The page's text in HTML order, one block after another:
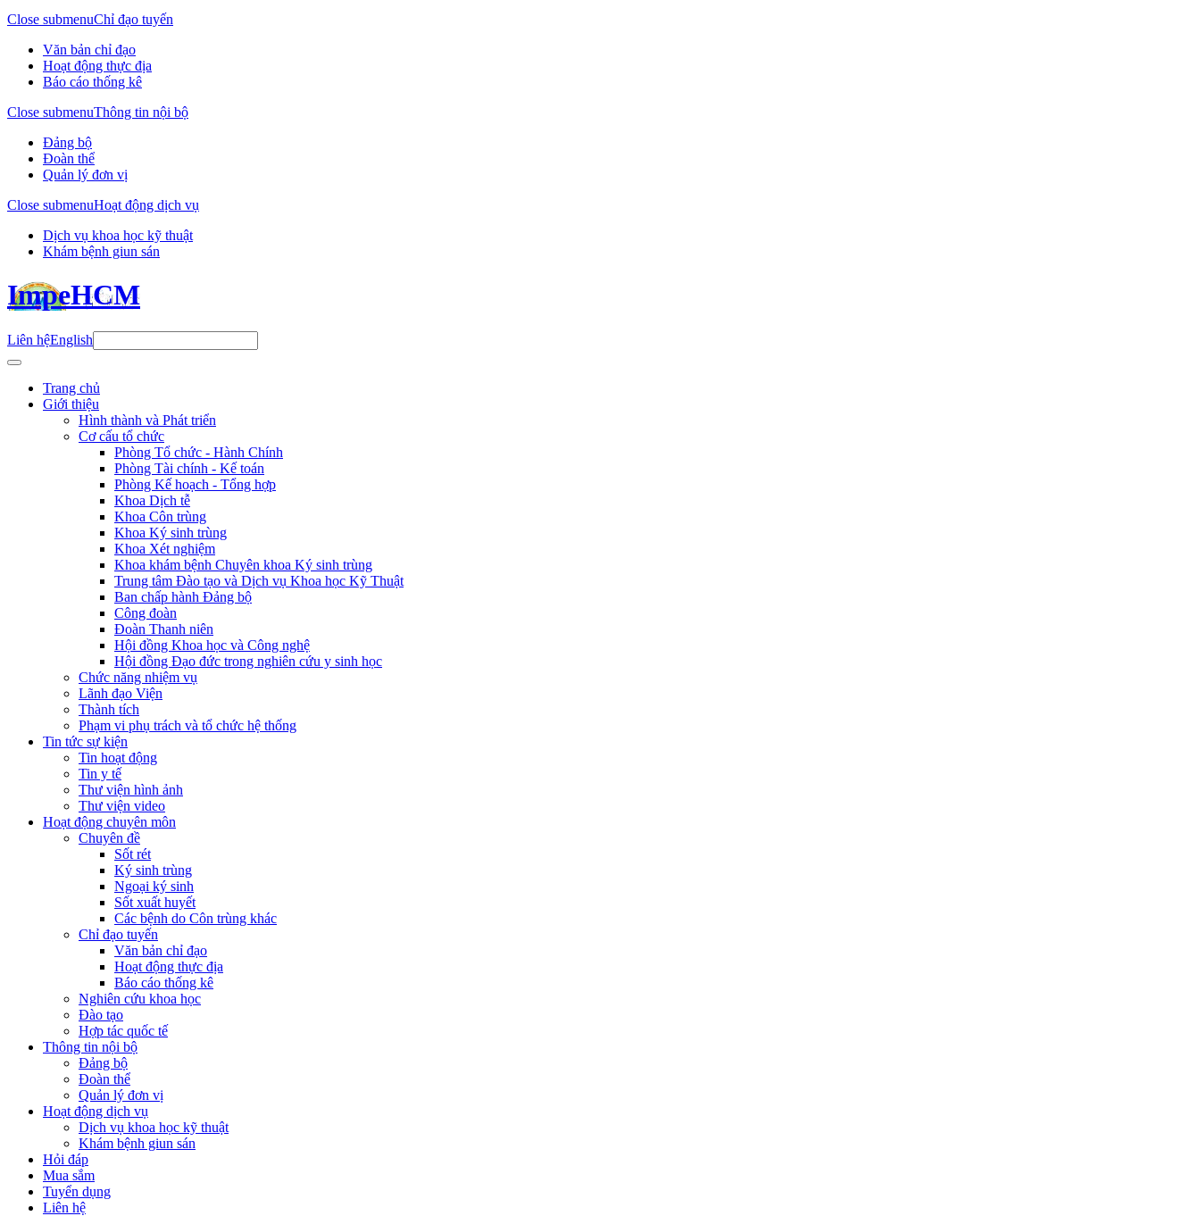
Close submenuChỉ đạo tuyến
Văn bản chỉ đạo
Hoạt động thực địa
Báo cáo thống kê
Close submenuThông tin nội bộ
Đảng bộ
Đoàn thể
Quản lý đơn vị
Close submenuHoạt động dịch vụ
Dịch vụ khoa học kỹ thuật
Khám bệnh giun sán
ImpeHCM
Liên hệEnglish
Trang chủ
Giới thiệu
Hình thành và Phát triển
Cơ cấu tổ chức
Phòng Tổ chức - Hành Chính
Phòng Tài chính - Kế toán
Phòng Kế hoạch - Tổng hợp
Khoa Dịch tễ
Khoa Côn trùng
Khoa Ký sinh trùng
Khoa Xét nghiệm
Khoa khám bệnh Chuyên khoa Ký sinh trùng
Trung tâm Đào tạo và Dịch vụ Khoa học Kỹ Thuật
Ban chấp hành Đảng bộ
Công đoàn
Đoàn Thanh niên
Hội đồng Khoa học và Công nghệ
Hội đồng Đạo đức trong nghiên cứu y sinh học
Chức năng nhiệm vụ
Lãnh đạo Viện
Thành tích
Phạm vi phụ trách và tổ chức hệ thống
Tin tức sự kiện
Tin hoạt động
Tin y tế
Thư viện hình ảnh
Thư viện video
Hoạt động chuyên môn
Chuyên đề
Sốt rét
Ký sinh trùng
Ngoại ký sinh
Sốt xuất huyết
Các bệnh do Côn trùng khác
Chỉ đạo tuyến
Văn bản chỉ đạo
Hoạt động thực địa
Báo cáo thống kê
Nghiên cứu khoa học
Đào tạo
Hợp tác quốc tế
Thông tin nội bộ
Đảng bộ
Đoàn thể
Quản lý đơn vị
Hoạt động dịch vụ
Dịch vụ khoa học kỹ thuật
Khám bệnh giun sán
Hỏi đáp
Mua sắm
Tuyển dụng
Liên hệ